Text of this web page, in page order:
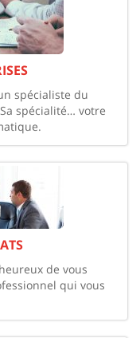
spécialiste du
spécialité… votre
de vous
qui vous